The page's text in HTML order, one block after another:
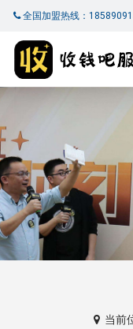
全国加盟热线：
当前